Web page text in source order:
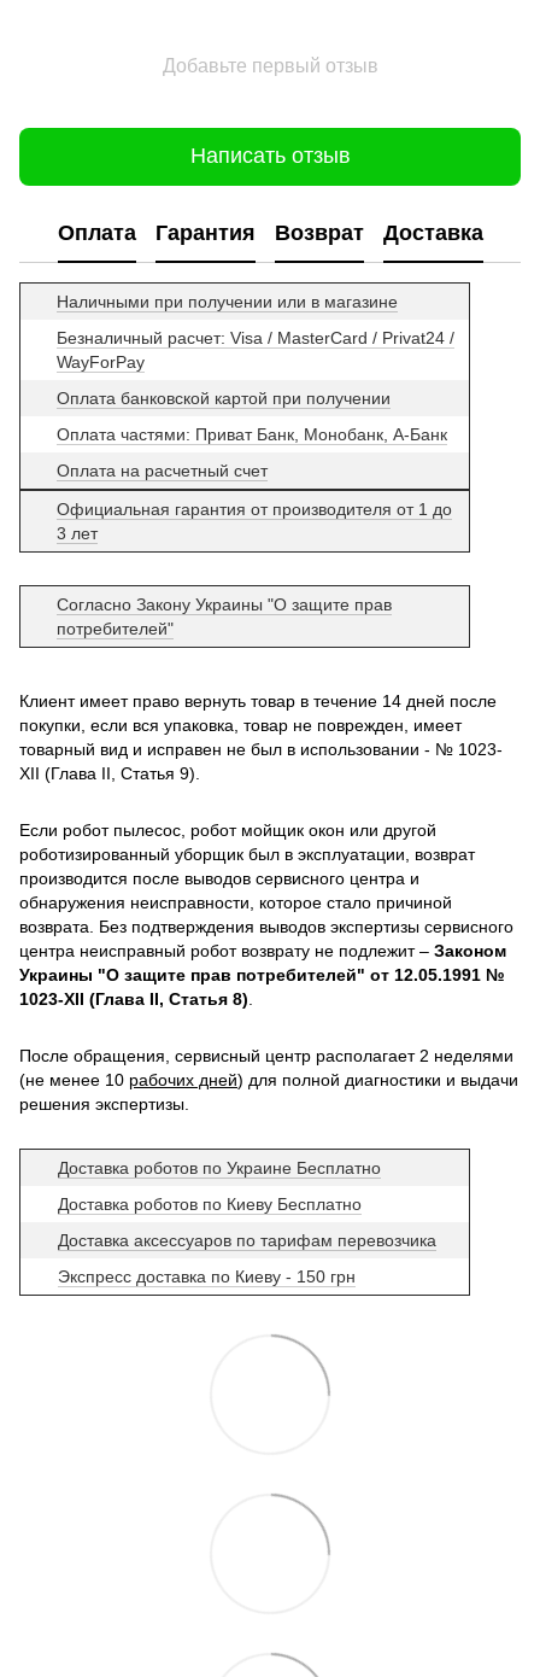
Добавьте первый отзыв
Написать отзыв
Оплата Гарантия Возврат Доставка
Наличными при получении или в магазине
Безналичный расчет: Visa / MasterCard / Privat24 /
WayForPay
Оплата банковской картой при получении
Оплата частями: Приват Банк, Монобанк, А-Банк
Оплата на расчетный счет
Официальная гарантия от производителя от 1 до
3 лет
Согласно Закону Украины "О защите прав
потребителей"
Клиент имеет право вернуть товар в течение 14 дней после
покупки, если вся упаковка, товар не поврежден, имеет
товарный вид и исправен не был в использовании - № 1023-
XII (Глава II, Статья 9).
Если робот пылесос, робот мойщик окон или другой
роботизированный уборщик был в эксплуатации, возврат
производится после выводов сервисного центра и
обнаружения неисправности, которое стало причиной
возврата. Без подтверждения выводов экспертизы сервисного
центра неисправный робот возврату не подлежит – Законом
Украины "О защите прав потребителей" от 12.05.1991 №
1023-XII (Глава II, Статья 8)
После обращения, сервисный центр располагает 2 неделями
(не менее 10 рабочих дней) для полной диагностики и выдачи
решения экспертизы.
Доставка роботов по Украине Бесплатно
Доставка роботов по Киеву Бесплатно
Доставка аксессуаров по тарифам перевозчика
Экспресс доставка по Киеву - 150 грн